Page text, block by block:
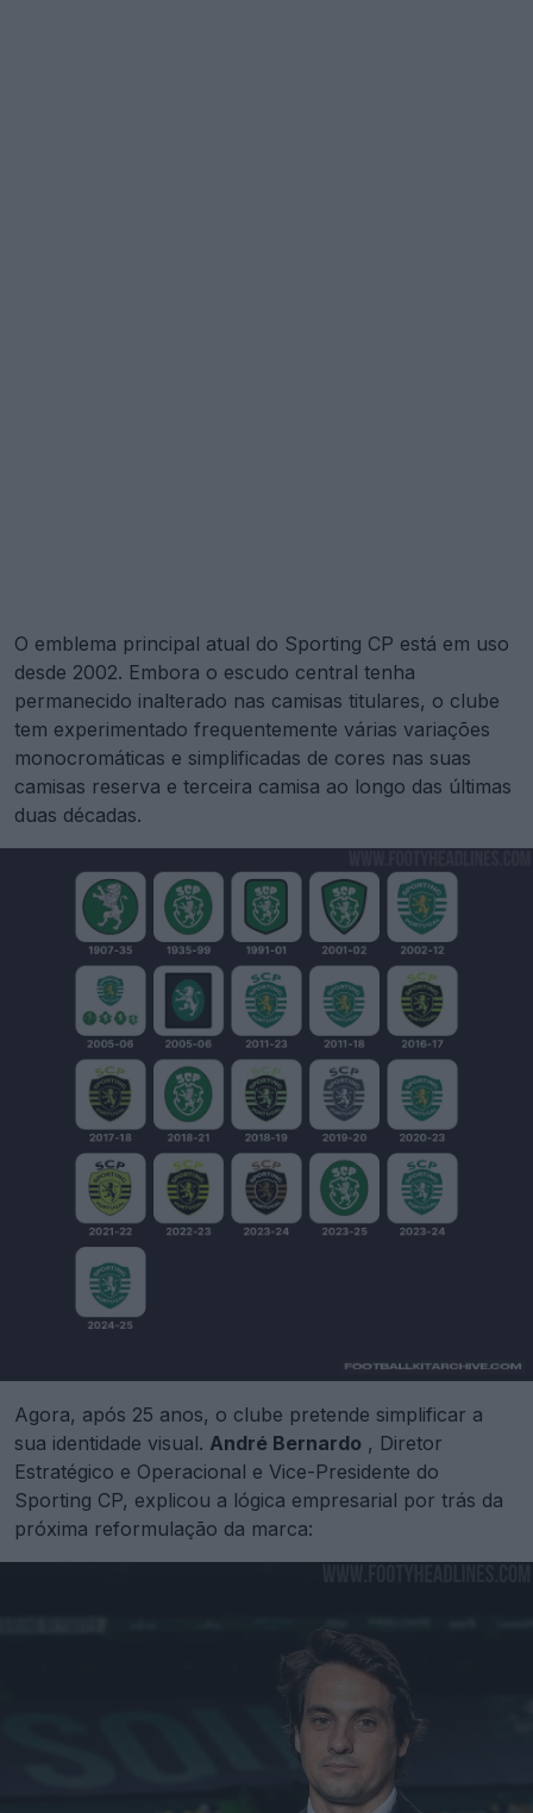
O emblema principal atual do Sporting CP está em uso
desde 2002. Embora o escudo central tenha
permanecido inalterado nas camisas titulares, o clube
tem experimentado frequentemente várias variações
monocromáticas e simplificadas de cores nas suas
camisas reserva e terceira camisa ao longo das últimas
duas décadas.
Agora, após 25 anos, o clube pretende simplificar a
sua identidade visual. André Bernardo , Diretor
Estratégico e Operacional e Vice-Presidente do
Sporting CP, explicou a lógica empresarial por trás da
próxima reformulação da marca: